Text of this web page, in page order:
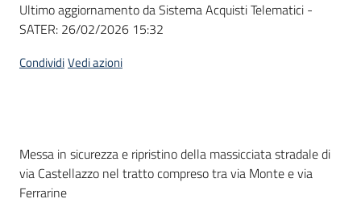
Supporto
Ultimo aggiornamento da Sistema Acquisti Telematici -
SATER: 26/02/2026 15:32
CondividiVedi azioni
Dati del bando
Messa in sicurezza e ripristino della massicciata stradale di
via Castellazzo nel tratto compreso tra via Monte e via
Ferrarine